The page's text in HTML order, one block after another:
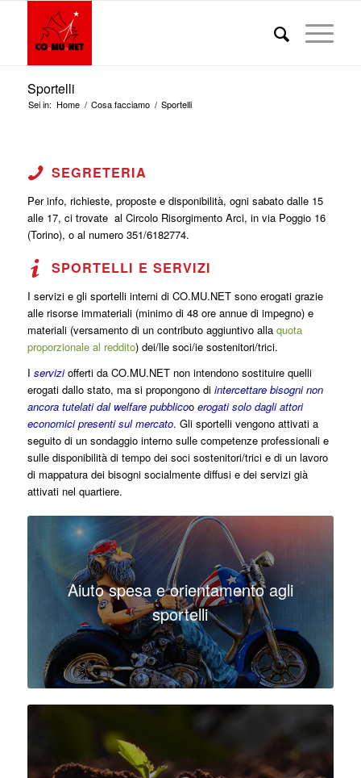
Sportelli
Sei in: Home / Cosa facciamo / Sportelli
SEGRETERIA
Per info, richieste, proposte e disponibilità, ogni sabato dalle 15
alle 17, ci trovate al Circolo Risorgimento Arci, in via Poggio 16
(Torino), o al numero 351/6182774.
SPORTELLI E SERVIZI
I servizi e gli sportelli interni di CO.MU.NET sono erogati grazie
alle risorse immateriali (minimo di 48 ore annue di impegno) e
materiali (versamento di un contributo aggiuntivo alla quota
proporzionale al reddito) dei/lle soci/ie sostenitori/trici.
I serviziofferti da CO.MU.NET non intendono sostituire quelli
erogati dallo stato, ma si propongono di intercettare bisogni non
ancora tutelati dal welfare pubblicoo erogati solo dagli attori
economici presenti sul mercato. Gli sportelli vengono attivati a
seguito di un sondaggio interno sulle competenze professionali e
sulle disponibilità di tempo dei soci sostenitori/trici e di un lavoro
di mappatura dei bisogni socialmente diffusi e dei servizi già
attivati nel quartiere.
Aiuto spesa e orientamento agli
sportelli